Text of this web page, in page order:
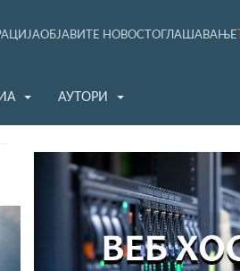
ОБЈАВИТЕ НОВОСТ ОГЛАШАВАЊЕ
АУТОРИ